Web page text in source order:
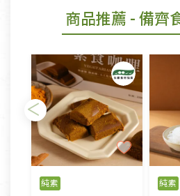
商品推薦 - 備齊
純素 純素